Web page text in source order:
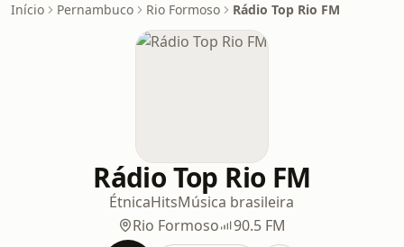
Início Pernambuco Rio Formoso Rádio Top Rio FM
Rádio Top Rio FM
ÉtnicaHitsMúsica brasileira
Rio Formoso
90.5 FM